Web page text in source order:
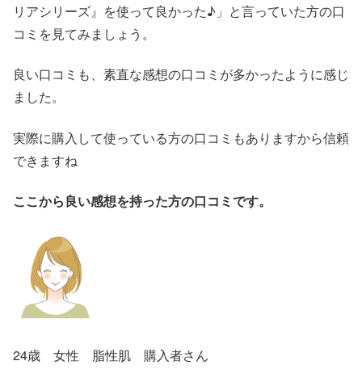
リアシリーズ』を使って良かった♪」と言っていた方の口
コミを見てみましょう。
良い口コミも、素直な感想の口コミが多かったように感じ
ました。
実際に購入して使っている方の口コミもありますから信頼
できますね
ここから良い感想を持った方の口コミです。
24歳 女性 脂性肌 購入者さん